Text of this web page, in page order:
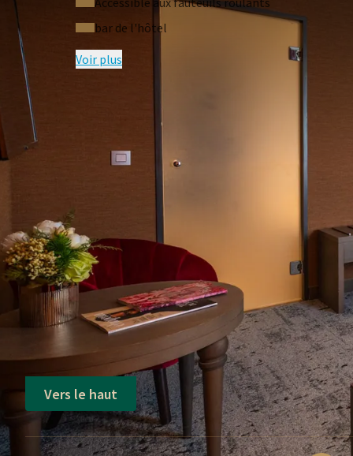
bar de l'hôtel
Voir plus
Vers le haut